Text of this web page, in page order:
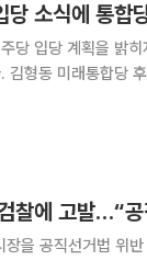
당 소식에 통합
당 입당 계획을 밝
찰에 고발…“
선거법 위반 혐의로 검